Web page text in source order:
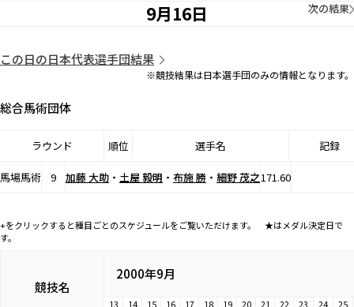
9月16日 次の結果
この日の日本代表選手団結果
※競技結果は日本選手団のみの情報となります。
総合馬術団体
ラウンド 順位 選手名 記録
馬場馬術 9 加藤 大助 ・ 土屋 毅明 ・ 布施 勝 ・ 細野 茂之171.60
+をクリックすると種目ごとのスケジュールをご覧いただけます。 ★はメダル決定日で
す。
競技名
2000年9月
13 14 15 16 17 18 19 20 21 22 23 24
25